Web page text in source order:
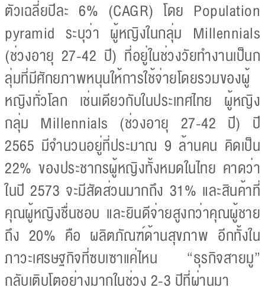
ตัวเฉลี่ยปีละ 6% (CAGR) โดย Population
pyramid ระบุว่า ผู้หญิงในกลุ่ม Millennials
(ช่วงอายุ 27-42 ปี) ที่อยู่ในช่วงวัยทำงานเป็นก
ลุ่มที่มีศักยภาพหนุนให้การใช้จ่ายโดยรวมของผู้
หญิงทั่วโลก เช่นเดียวกับในประเทศไทย ผู้หญิง
กลุ่ม Millennials (ช่วงอายุ 27-42 ปี) ปี
2565 มีจำนวนอยู่ที่ประมาณ 9 ล้านคน คิดเป็น
22% ของประชากรผู้หญิงทั้งหมดในไทย คาดว่า
ในปี 2573 จะมีสัดส่วนมากถึง 31% และสินค้าที่
คุณผู้หญิงชื่นชอบ และยินดีจ่ายสูงกว่าคุณผู้ชาย
ถึง 20% คือ ผลิตภัณฑ์ด้านสุขภาพ อีกทั้งใน
ภาวะเศรษฐกิจที่ซบเซาแค่ไหน “ธุรกิจสายมู”
กลับเติบโตอย่างมากในช่วง 2-3 ปีที่ผ่านมา